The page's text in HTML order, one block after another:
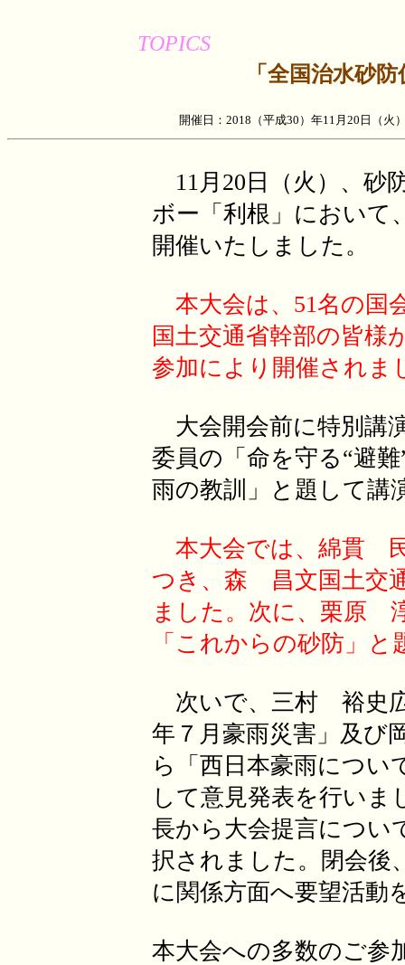
TOPICS
「全国治水砂
開催日：2018（平成30）年11月20日（
11月20日（火）、砂
ボー「利根」において
開催いたしました。
本大会は、51名の国
国土交通省幹部の皆様
参加により開催されま
大会開会前に特別講
委員の「命を守る“避
雨の教訓」と題して講
本大会では、綿貫
つき、森 昌文国土交
ました。次に、栗原
「これからの砂防」
次いで、三村 裕史
年７月豪雨災害」及
ら「西日本豪雨につい
して意見発表を行い
長から大会提言につい
択されました。閉会後
に関係方面へ要望活動
本大会への多数のご参